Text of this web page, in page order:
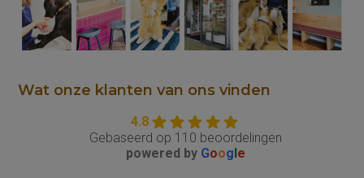
Wat onze klanten van ons vinden
4.8
Gebaseerd op 110 beoordelingen
powered by Google